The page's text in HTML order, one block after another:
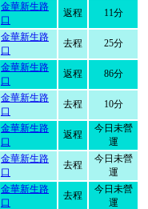
金華新生路
口
返程 11分
金華新生路
口
去程 25分
金華新生路
口
返程 86分
金華新生路
口
去程 10分
金華新生路
口
返程
今日未營
運
金華新生路
口
去程
今日未營
運
金華新生路
口
去程
今日未營
運